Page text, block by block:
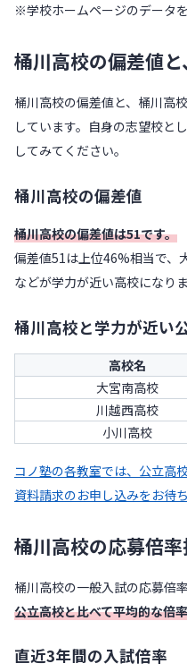
※学校ホームページのデータ
桶川高校の偏差値
桶川高校の偏差値と、桶川高
しています。自身の志望校と
してみてください。
桶川高校の偏差値
桶川高校の偏差値は51です。
偏差値51は上位46%相当で、
などが学力が近い高校になりま
桶川高校と学力が近い
高校名
大宮南高校
川越西高校
小川高校
コノ塾の各教室では、公立高
資料請求のお申し込みをお待
桶川高校の応募倍
桶川高校の一般入試の応募倍
公立高校と比べて平均的な倍
直近3年間の入試倍率